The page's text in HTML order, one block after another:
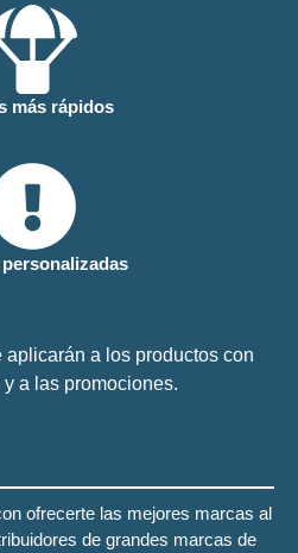
más rápidos
a los productos con
a las promociones.
ofrecerte las mejores marcas al
de grandes marcas de